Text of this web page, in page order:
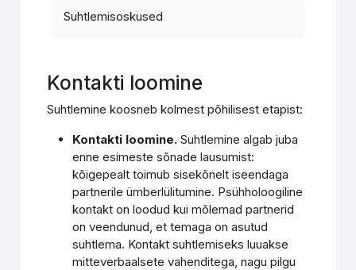
Suhtlemisoskused
Kontakti loomine
Suhtlemine koosneb kolmest põhilisest etapist:
Kontakti loomine.Suhtlemine algab juba
enne esimeste sõnade lausumist:
kõigepealt toimub sisekõnelt iseendaga
partnerile ümberlülitumine. Psühholoogiline
kontakt on loodud kui mõlemad partnerid
on veendunud, et temaga on asutud
suhtlema. Kontakt suhtlemiseks luuakse
mitteverbaalsete vahenditega, nagu pilgu